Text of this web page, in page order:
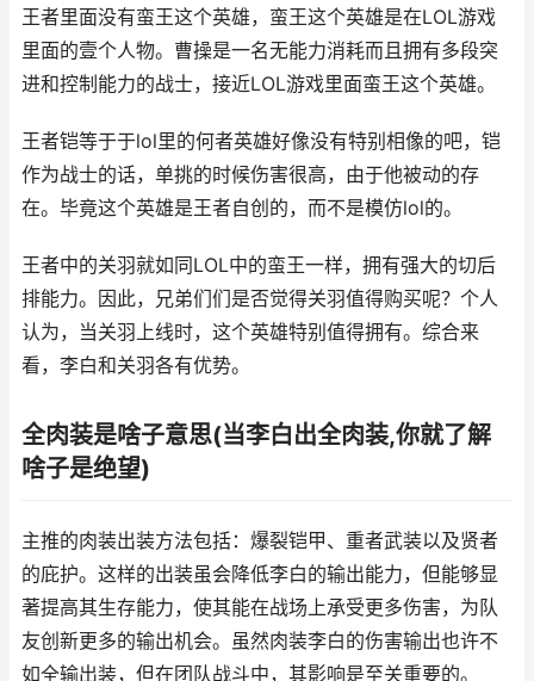
王者里面没有蛮王这个英雄，蛮王这个英雄是在LOL游戏
里面的壹个人物。曹操是一名无能力消耗而且拥有多段突
进和控制能力的战士，接近LOL游戏里面蛮王这个英雄。
王者铠等于于lol里的何者英雄好像没有特别相像的吧，铠
作为战士的话，单挑的时候伤害很高，由于他被动的存
在。毕竟这个英雄是王者自创的，而不是模仿lol的。
王者中的关羽就如同LOL中的蛮王一样，拥有强大的切后
排能力。因此，兄弟们们是否觉得关羽值得购买呢？个人
认为，当关羽上线时，这个英雄特别值得拥有。综合来
看，李白和关羽各有优势。
全肉装是啥子意思(当李白出全肉装,你就了解
啥子是绝望)
主推的肉装出装方法包括：爆裂铠甲、重者武装以及贤者
的庇护。这样的出装虽会降低李白的输出能力，但能够显
著提高其生存能力，使其能在战场上承受更多伤害，为队
友创新更多的输出机会。虽然肉装李白的伤害输出也许不
如全输出装，但在团队战斗中，其影响是至关重要的。